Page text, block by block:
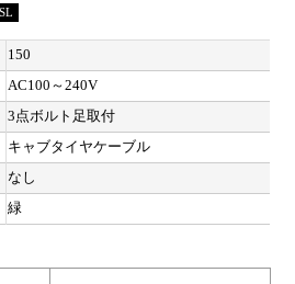
150
AC100～240V
3点ボルト足取付
キャブタイヤケーブル
なし
緑